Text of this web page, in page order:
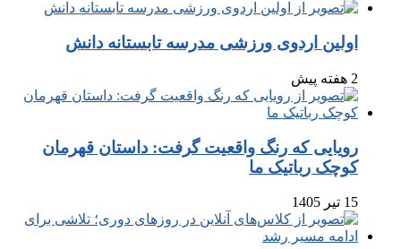
اولین اردوی ورزشی مدرسه تابستانه دانش
2 هفته پیش
رویایی که رنگ واقعیت گرفت: داستان قهرمان
کوچک رباتیک ما
15 تیر 1405